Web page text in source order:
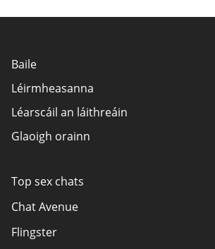
Baile
Léirmheasanna
Léarscáil an láithreáin
Glaoigh orainn
Top sex chats
Chat Avenue
Flingster